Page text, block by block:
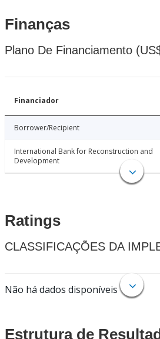
Finanças
Plano De Financiamento
Financiador
Borrower/Recipient
International Bank for Reconstruction and
Development
Ratings
CLASSIFICAÇÕES DA
Não há dados disponíveis
Estrutura de